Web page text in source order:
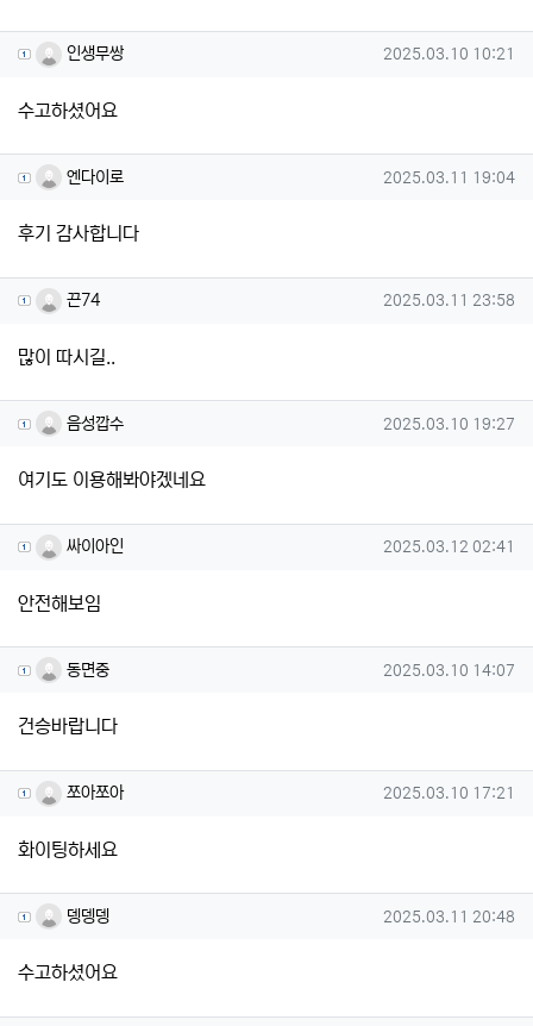
인생무쌍님의 댓글
인생무쌍 작성일
2025.03.10 10:21
수고하셨어요
엔다이로님의 댓글
엔다이로 작성일
2025.03.11 19:04
후기 감사합니다
끈74님의 댓글
끈74 작성일
2025.03.11 23:58
많이 따시길..
음성깝수님의 댓글
음성깝수 작성일
2025.03.10 19:27
여기도 이용해봐야겠네요
싸이아인님의 댓글
싸이아인 작성일
2025.03.12 02:41
안전해보임
동면중님의 댓글
동면중 작성일
2025.03.10 14:07
건승바랍니다
쪼아쪼아님의 댓글
쪼아쪼아 작성일
2025.03.10 17:21
화이팅하세요
뎅뎅뎅님의 댓글
뎅뎅뎅 작성일
2025.03.11 20:48
수고하셨어요